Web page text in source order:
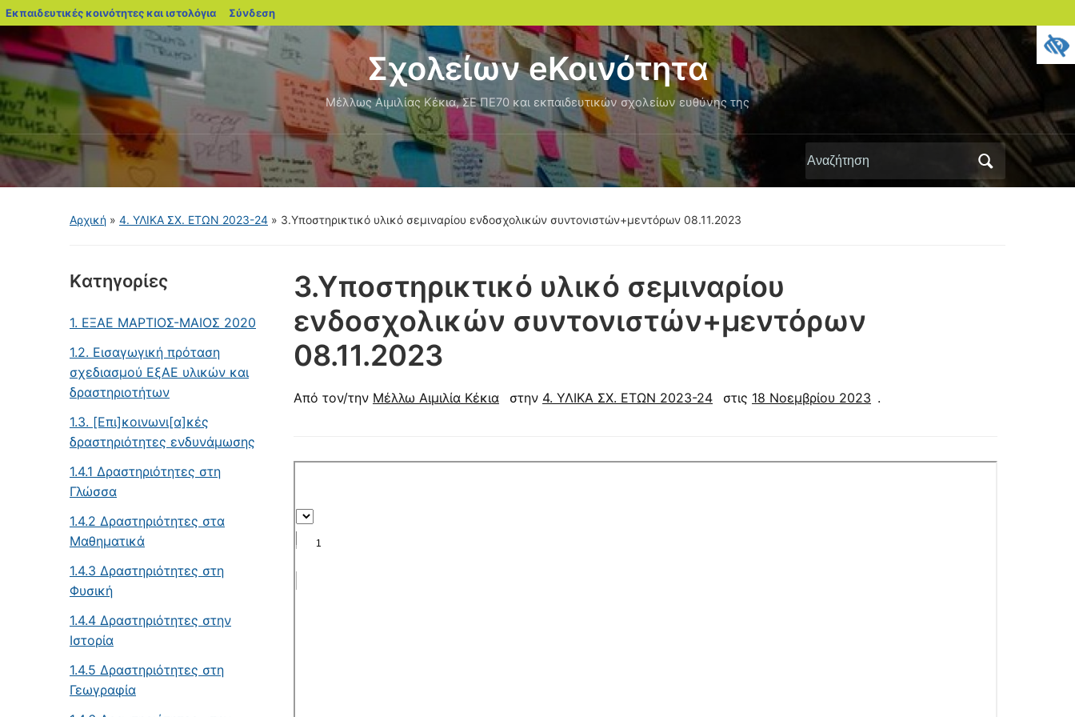
Εκπαιδευτικές κοινότητες και ιστολόγια blogs.sch.gr
Σύνδεση
Σχολείων eΚοινότητα
Μέλλως Αιμιλίας Κέκια, ΣΕ ΠΕ70 και εκπαιδευτικών σχολείων ευθύνης της
Αναζήτηση
για:
Αρχική » 4. ΥΛΙΚΑ ΣΧ. ΕΤΩΝ 2023-24 » 3.Υποστηρικτικό υλικό σεμιναρίου ενδοσχολικών συντονιστών+μεντόρων 08.11.2023
Kατηγορίες
1. ΕΞΑΕ MΑΡΤΙΟΣ-ΜΑΙΟΣ 2020
1.2. Εισαγωγική πρόταση
σχεδιασμού ΕξΑΕ υλικών και
δραστηριοτήτων
1.3. [Επι]κοινωνι[α]κές
δραστηριότητες ενδυνάμωσης
1.4.1 Δραστηριότητες στη
Γλώσσα
1.4.2 Δραστηριότητες στα
Μαθηματικά
1.4.3 Δραστηριότητες στη
Φυσική
1.4.4 Δραστηριότητες στην
Ιστορία
1.4.5 Δραστηριότητες στη
Γεωγραφία
3.Υποστηρικτικό υλικό σεμιναρίου
ενδοσχολικών συντονιστών+μεντόρων
08.11.2023
Από τον/την Μέλλω Αιμιλία Κέκια στην 4. ΥΛΙΚΑ ΣΧ. ΕΤΩΝ 2023-24 στις 18 Νοεμβρίου 2023 .